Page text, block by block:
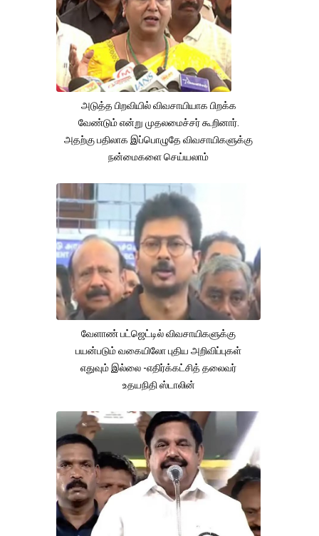
அடுத்த பிறவியில் விவசாயியாக பிறக்க
வேண்டும் என்று முதலமைச்சர் கூறினார்.
அதற்கு பதிலாக இப்பொழுதே விவசாயிகளுக்கு
நன்மைகளை செய்யலாம்
வேளாண் பட்ஜெட்டில் விவசாயிகளுக்கு
பயன்படும் வகையிலோ புதிய அறிவிப்புகள்
எதுவும் இல்லை -எதிர்க்கட்சித் தலைவர்
உதயநிதி ஸ்டாலின்